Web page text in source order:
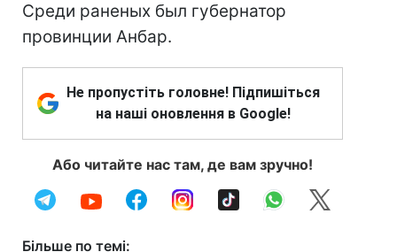
Среди раненых был губернатор
провинции Анбар.
Не пропустіть головне! Підпишіться
на наші оновлення в Google!
Або читайте нас там, де вам зручно!
Більше по темі: